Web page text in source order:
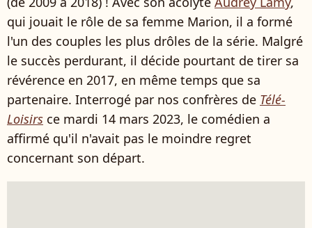
qui jouait le rôle de sa femme Marion, il a formé
l'un des couples les plus drôles de la série. Malgré
le succès perdurant, il décide pourtant de tirer sa
révérence en 2017, en même temps que sa
partenaire. Interrogé par nos confrères de Télé-
Loisirs ce mardi 14 mars 2023, le comédien a
affirmé qu'il n'avait pas le moindre regret
concernant son départ.